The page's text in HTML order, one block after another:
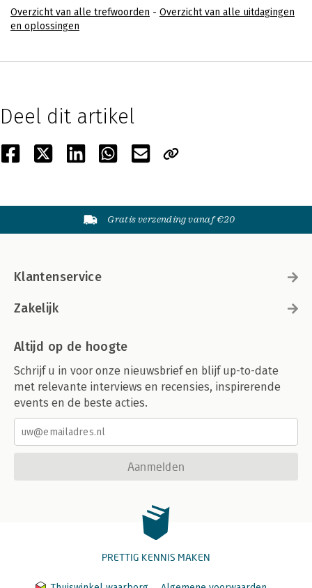
Overzicht van alle trefwoorden - Overzicht van alle uitdagingen
en oplossingen
Deel dit artikel
Gratis verzending vanaf €20
Klantenservice
Zakelijk
Altijd op de hoogte
Schrijf u in voor onze nieuwsbrief en blijf up-to-date
met relevante interviews en recensies, inspirerende
events en de beste acties.
Aanmelden
PRETTIG KENNIS MAKEN